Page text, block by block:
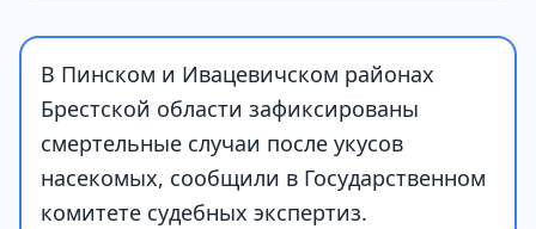
В Пинском и Ивацевичском районах
Брестской области зафиксированы
смертельные случаи после укусов
насекомых, сообщили в Государственном
комитете судебных экспертиз.